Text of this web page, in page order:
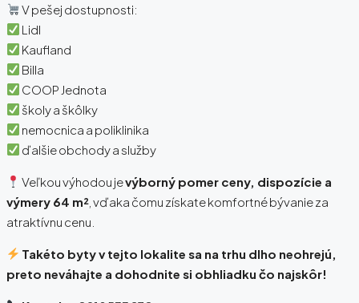
V pešej dostupnosti:
Lidl
Kaufland
Billa
COOP Jednota
školy a škôlky
nemocnica a poliklinika
ďalšie obchody a služby
Veľkou výhodou jevýborný pomer ceny, dispozície a
výmery 64 m² , vďaka čomu získate komfortné bývanie za
atraktívnu cenu.
Takéto byty v tejto lokalite sa na trhu dlho neohrejú,
preto neváhajte a dohodnite si obhliadku čo najskôr!